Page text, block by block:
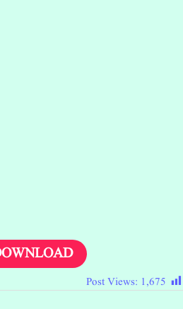
Post Views: 1,675